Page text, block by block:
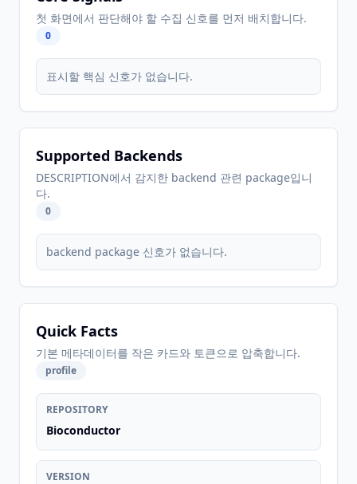
첫 화면에서 판단해야 할 수집 신호를 먼저 배치합니다.
0
표시할 핵심 신호가 없습니다.
Supported Backends
DESCRIPTION에서 감지한 backend 관련 package입니
다.
0
backend package 신호가 없습니다.
Quick Facts
기본 메타데이터를 작은 카드와 토큰으로 압축합니다.
profile
REPOSITORY
Bioconductor
VERSION